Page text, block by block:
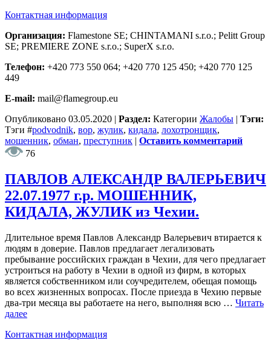
Контактная информация
Организация: Flamestone SE; CHINTAMANI s.r.o.; Pelitt Group
SE; PREMIERE ZONE s.r.o.; SuperX s.r.o.
Телефон: +420 773 550 064; +420 770 125 450; +420 770 125
449
E-mail: mail@flamegroup.eu
Опубликовано 03.05.2020 | Раздел: Категории Жалобы | Тэги:
Тэги #podvodnik, вор, жулик, кидала, лохотронщик,
мошенник, обман, преступник | Оставить комментарий
76
ПАВЛОВ АЛЕКСАНДР ВАЛЕРЬЕВИЧ
22.07.1977 г.р. МОШЕННИК,
КИДАЛА, ЖУЛИК из Чехии.
Длительное время Павлов Александр Валерьевич втирается к
людям в доверие. Павлов предлагает легализовать
пребывание российских граждан в Чехии, для чего предлагает
устроиться на работу в Чехии в одной из фирм, в которых
является собственником или соучредителем, обещая помощь
во всех жизненных вопросах. После приезда в Чехию первые
два-три месяца вы работаете на него, выполняя всю … Читать
далее
Контактная информация